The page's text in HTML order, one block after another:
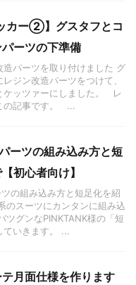
カー②】グスタフとコ
ーツの下準備
造パーツを取り付けました グ
ジン改造パーツをつけて、
ケッツァーにしました。 レ
の記事です。 ...
ーツの組み込み方と短
初心者向け】
の組み込み方と短足化を紹
のスーツにカンタンに組み込
ツグンなPINKTANK様の「短
ていきます。 ...
月面仕様を作ります